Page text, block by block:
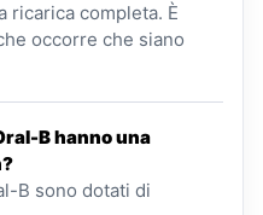
ricarica completa. È
occorre che siano
B hanno una
B sono dotati di